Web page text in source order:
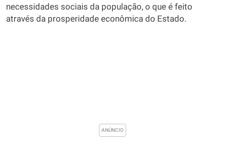
necessidades sociais da população, o que é feito
através da prosperidade econômica do Estado.